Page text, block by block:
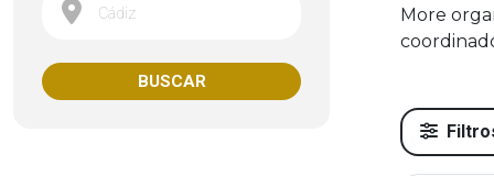
Cádiz
BUSCAR
More